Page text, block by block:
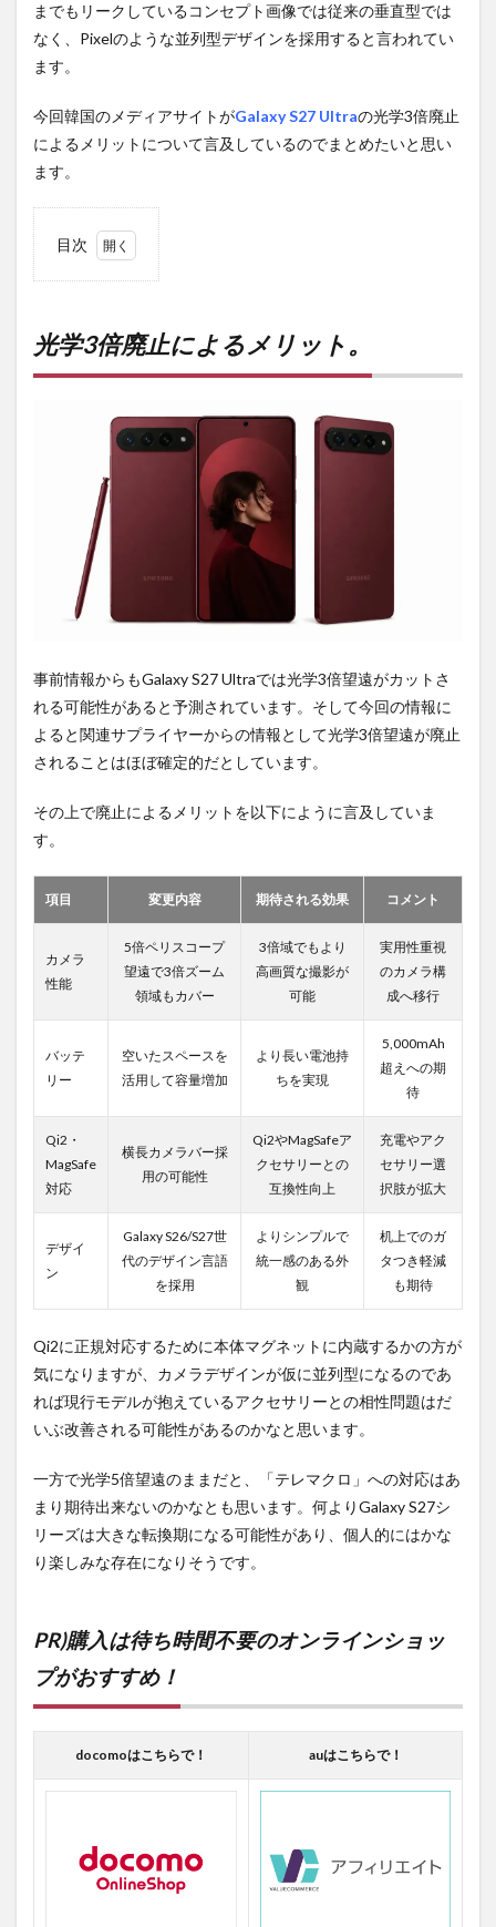
までもリークしているコンセプト画像では従来の垂直型では
なく、Pixelのような並列型デザインを採用すると言われてい
ます。
今回韓国のメディアサイトがGalaxy S27 Ultraの光学3倍廃止
によるメリットについて言及しているのでまとめたいと思い
ます。
目次
廃止
によ
るメ
オン
ライ
プが
おす
す
め！
光学3倍廃止によるメリット。
事前情報からもGalaxy S27 Ultraでは光学3倍望遠がカットさ
れる可能性があると予測されています。そして今回の情報に
よると関連サプライヤーからの情報として光学3倍望遠が廃止
されることはほぼ確定的だとしています。
その上で廃止によるメリットを以下にように言及していま
す。
項目 変更内容 期待される効果 コメント
カメラ
性能
5倍ペリスコープ
望遠で3倍ズーム
領域もカバー
3倍域でもより
高画質な撮影が
可能
実用性重視
のカメラ構
成へ移行
バッテ
リー
空いたスペースを
活用して容量増加
より長い電池持
ちを実現
5,000mAh
超えへの期
待
Qi2・
MagSafe
対応
横長カメラバー採
用の可能性
Qi2やMagSafeア
クセサリーとの
互換性向上
充電やアク
セサリー選
択肢が拡大
デザイ
ン
Galaxy S26/S27世
代のデザイン言語
を採用
よりシンプルで
統一感のある外
観
机上でのガ
タつき軽減
も期待
Qi2に正規対応するために本体マグネットに内蔵するかの方が
気になりますが、カメラデザインが仮に並列型になるのであ
れば現行モデルが抱えているアクセサリーとの相性問題はだ
いぶ改善される可能性があるのかなと思います。
一方で光学5倍望遠のままだと、「テレマクロ」への対応はあ
まり期待出来ないのかなとも思います。何よりGalaxy S27シ
リーズは大きな転換期になる可能性があり、個人的にはかな
り楽しみな存在になりそうです。
PR)購入は待ち時間不要のオンラインショッ
プがおすすめ！
docomoはこちらで！ auはこちらで！